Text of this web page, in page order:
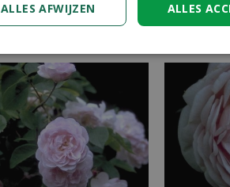
Heesterroos
Rosa 'Bouquet Vanille'
ALLES
ALLES AFWIJZEN